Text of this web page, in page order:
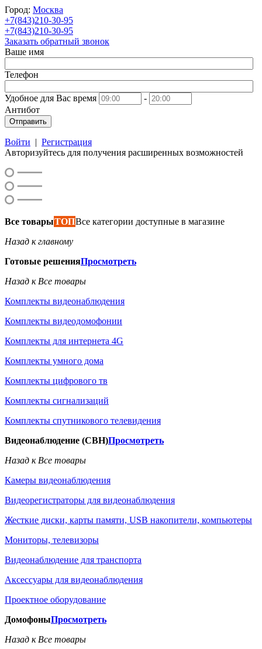
Город: Москва
+7(843)210-30-95
+7(843)210-30-95
Заказать обратный звонок
Ваше имя
Телефон
Удобное для Вас время
-
Антибот
Отправить
Войти | Регистрация
Авторизуйтесь для получения расширенных возможностей
Все товарыТОПВсе категории доступные в магазине
Назад к главному
Готовые решенияПросмотреть
Назад к Все товары
Комплекты видеонаблюдения
Комплекты видеодомофонии
Комплекты для интернета 4G
Комплекты умного дома
Комплекты цифрового тв
Комплекты сигнализаций
Комплекты спутникового телевидения
Видеонаблюдение (СВН)Просмотреть
Назад к Все товары
Камеры видеонаблюдения
Видеорегистраторы для видеонаблюдения
Жесткие диски, карты памяти, USB накопители, компьютеры
Мониторы, телевизоры
Видеонаблюдение для транспорта
Аксессуары для видеонаблюдения
Проектное оборудование
ДомофоныПросмотреть
Назад к Все товары